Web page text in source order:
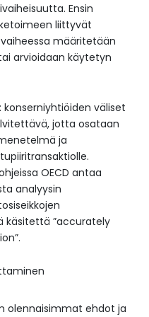
Ensin
liittyvät
määritetään
arvioidaan käytetyn
väliset
jotta osataan
ja
OECD antaa
analyysin
käsitettä ”accurately
olennaisimmat ehdot ja